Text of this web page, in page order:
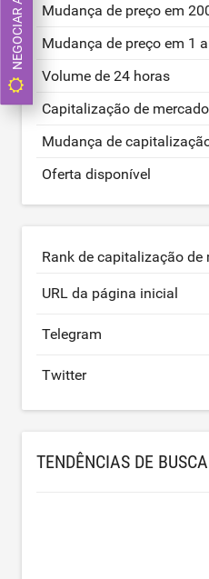
Mudança de preço em
Mudança de preço em 1
Volume de 24 horas
Capitalização de mercado
Mudança de
Oferta disponível
Rank de capitalização de
URL da página inicial
Telegram
Twitter
TENDÊNCIAS DE